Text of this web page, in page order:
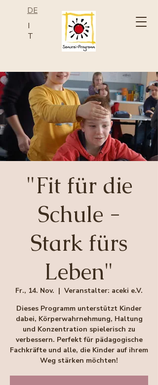
DE
I
T
"Fit für die
Schule -
Stark fürs
Leben"
Fr., 14. Nov.
  |
Veranstalter: aceki e.V.
Dieses Programm unterstützt Kinder
dabei, Körperwahrnehmung, Haltung
und Konzentration spielerisch zu
verbessern. Perfekt für pädagogische
Fachkräfte und alle, die Kinder auf ihrem
Weg stärken möchten!